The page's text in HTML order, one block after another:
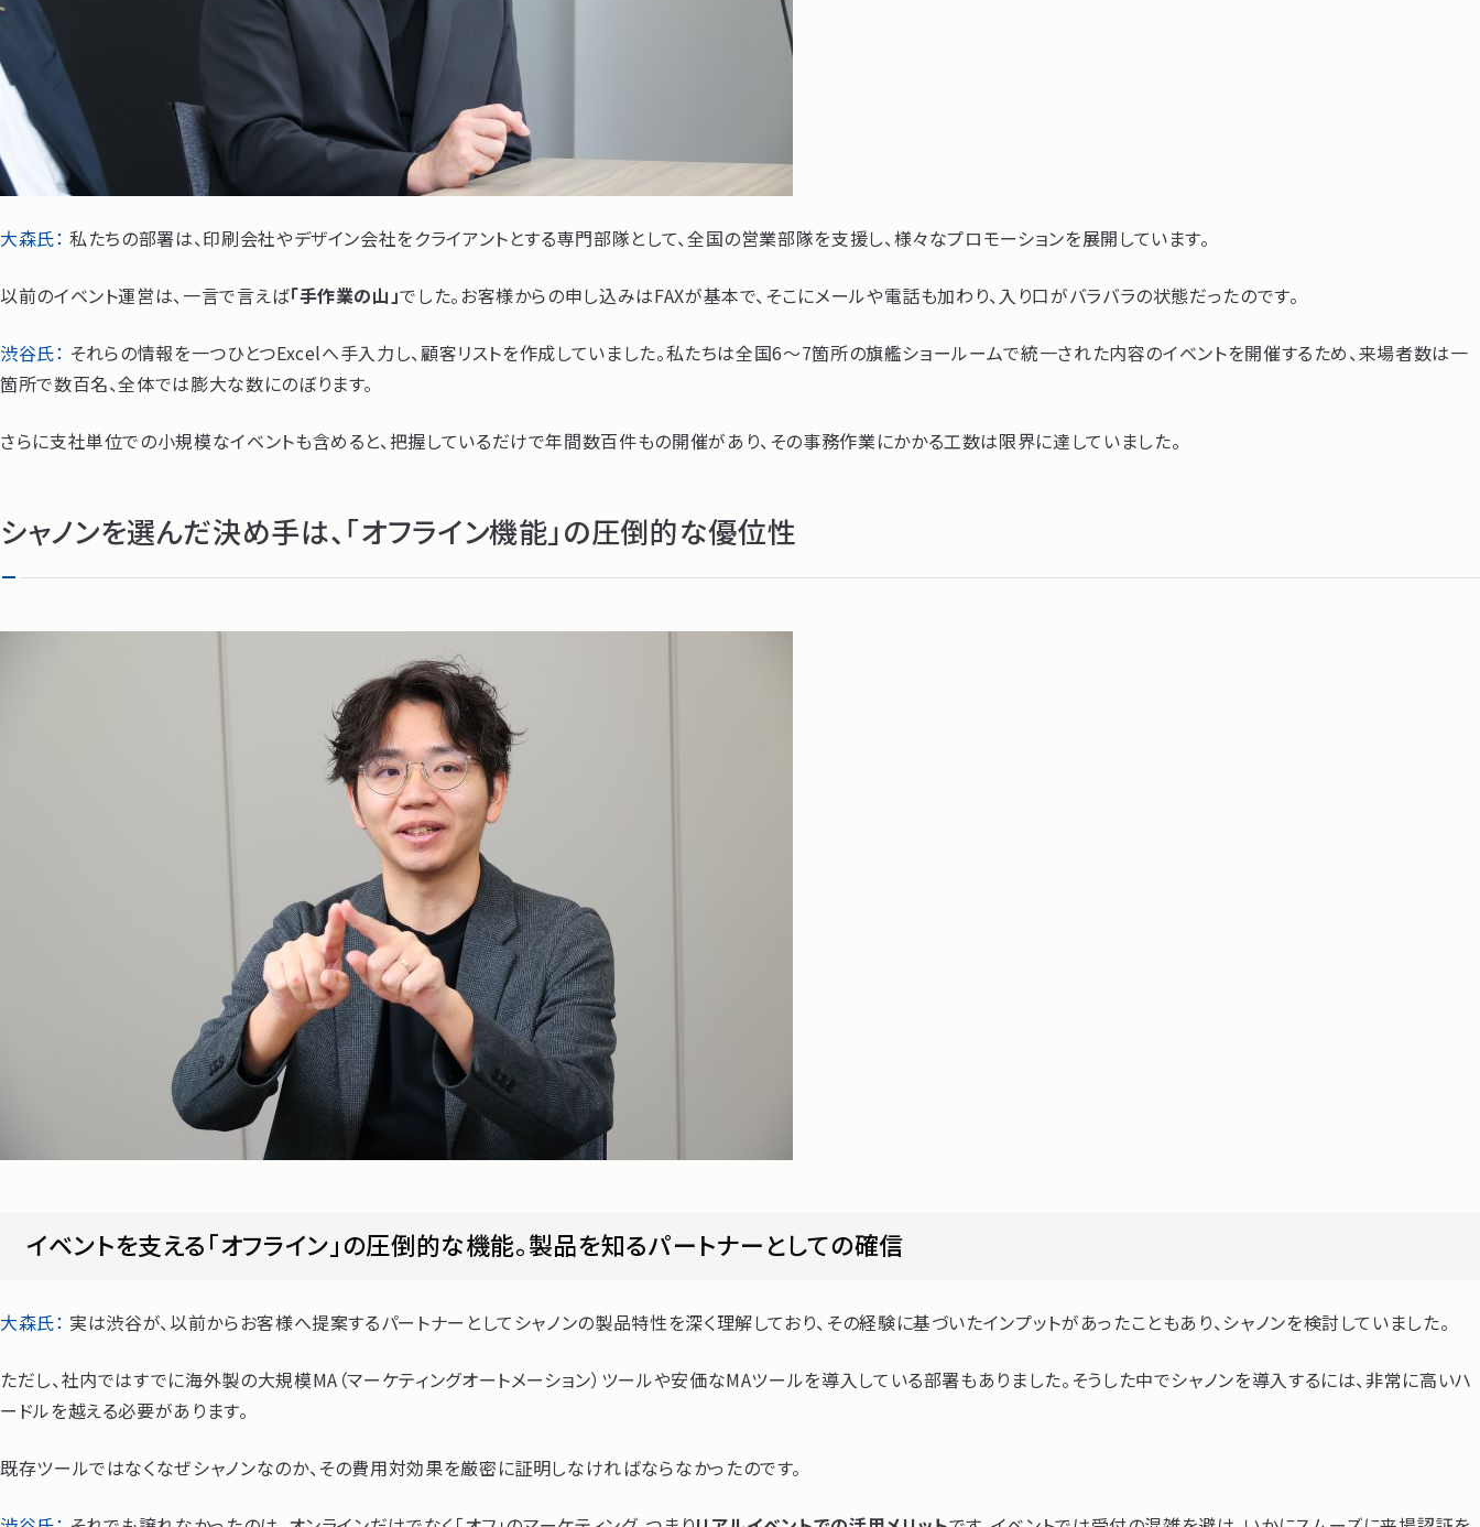
大森氏： 私たちの部署は、印刷会社やデザイン会社をクライアントとする専門部隊として、全国の営業部隊を支援し、様々なプロモーションを展開しています。
以前のイベント運営は、一言で言えば「手作業の山」でした。お客様からの申し込みはFAXが基本で、そこにメールや電話も加わり、入り口がバラバラの状態だったのです。
渋谷氏： それらの情報を一つひとつExcelへ手入力し、顧客リストを作成していました。私たちは全国6〜7箇所の旗艦ショールームで統一された内容のイベントを開催するため、来場者数は一
箇所で数百名、全体では膨大な数にのぼります。
さらに支社単位での小規模なイベントも含めると、把握しているだけで年間数百件もの開催があり、その事務作業にかかる工数は限界に達していました。
シャノンを選んだ決め手は、「オフライン機能」の圧倒的な優位性
イベントを支える「オフライン」の圧倒的な機能。製品を知るパートナーとしての確信
大森氏： 実は渋谷が、以前からお客様へ提案するパートナーとしてシャノンの製品特性を深く理解しており、その経験に基づいたインプットがあったこともあり、シャノンを検討していました。
ただし、社内ではすでに海外製の大規模MA（マーケティングオートメーション）ツールや安価なMAツールを導入している部署もありました。そうした中でシャノンを導入するには、非常に高いハ
ードルを越える必要があります。
既存ツールではなくなぜシャノンなのか、その費用対効果を厳密に証明しなければならなかったのです。